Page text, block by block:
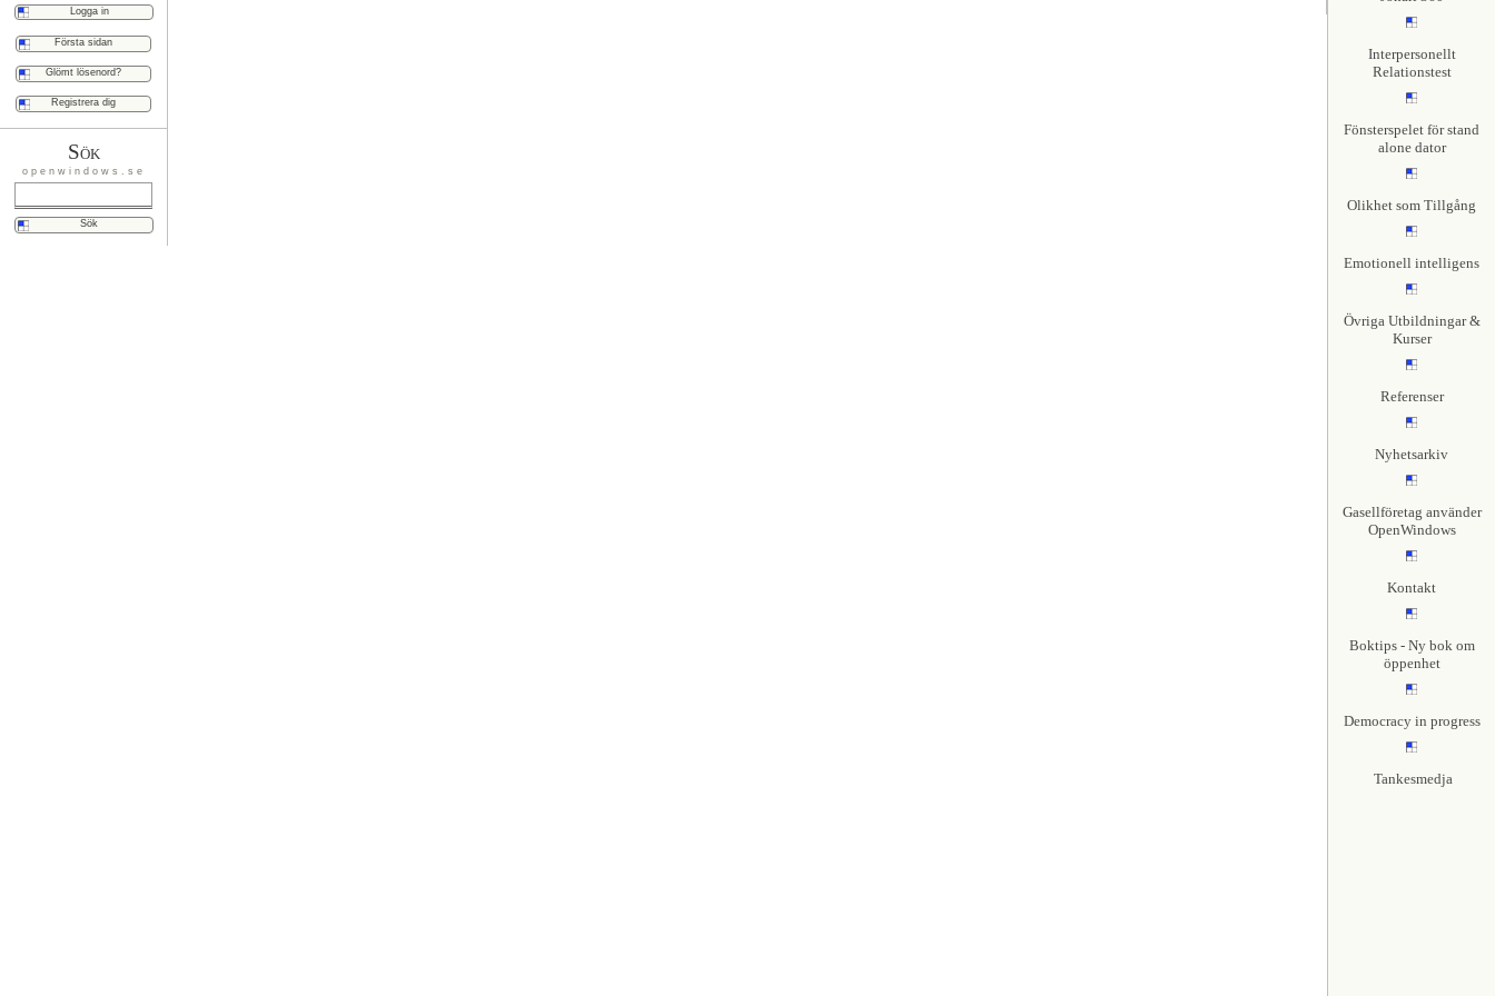
Första sidan
Glömt lösenord?
Registrera dig
Sök
openwindows.se
Interpersonellt
Relationstest
Fönsterspelet för stand
alone dator
Olikhet som Tillgång
Emotionell intelligens
Övriga Utbildningar &
Kurser
Referenser
Nyhetsarkiv
Gasellföretag använder
OpenWindows
Kontakt
Boktips - Ny bok om
öppenhet
Democracy in progress
Tankesmedja